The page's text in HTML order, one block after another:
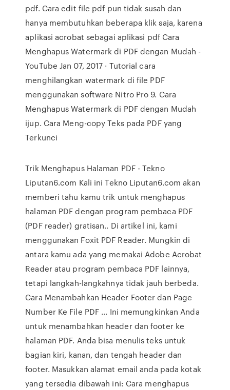
pdf. Cara edit file pdf pun tidak susah dan
hanya membutuhkan beberapa klik saja, karena
aplikasi acrobat sebagai aplikasi pdf Cara
Menghapus Watermark di PDF dengan Mudah -
YouTube Jan 07, 2017 · Tutorial cara
menghilangkan watermark di file PDF
menggunakan software Nitro Pro 9. Cara
Menghapus Watermark di PDF dengan Mudah
ijup. Cara Meng-copy Teks pada PDF yang
Terkunci
Trik Menghapus Halaman PDF - Tekno
Liputan6.com Kali ini Tekno Liputan6.com akan
memberi tahu kamu trik untuk menghapus
halaman PDF dengan program pembaca PDF
(PDF reader) gratisan.. Di artikel ini, kami
menggunakan Foxit PDF Reader. Mungkin di
antara kamu ada yang memakai Adobe Acrobat
Reader atau program pembaca PDF lainnya,
tetapi langkah-langkahnya tidak jauh berbeda.
Cara Menambahkan Header Footer dan Page
Number Ke File PDF ... Ini memungkinkan Anda
untuk menambahkan header dan footer ke
halaman PDF. Anda bisa menulis teks untuk
bagian kiri, kanan, dan tengah header dan
footer. Masukkan alamat email anda pada kotak
yang tersedia dibawah ini: Cara menghapus